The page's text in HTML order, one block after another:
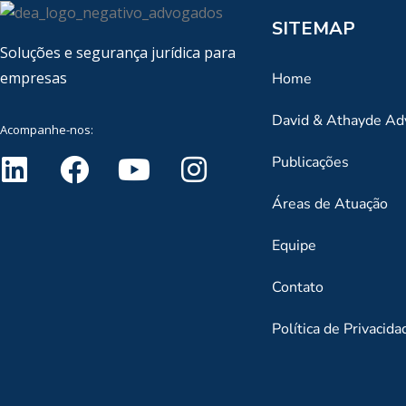
Soluções e segurança jurídica para
empresas
Acompanhe-nos:
SITEMAP
Home
David & Athayde
Publicações
Áreas de Atuação
Equipe
Contato
Política de